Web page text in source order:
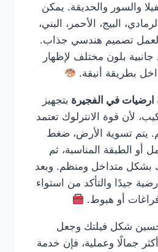
والسور والحديقة. يمكن
البيج، الأحمر، البني،
لعمل تصميم هندسي جذاب.
بلون مختلف لإظهار
بطريقة أنيقة.
ارضيات في الفجيرة بتجهيز
لأن قوة الانترلوك تعتمد
يتم تسوية الأرض، ضغط
أو الطبقة المناسبة، ثم
بشكل متداخل ومنظم. وبعد
جيدًا والتأكد من استواء
أو هبوط.
شكل فيلتك وجعل
جمالًا وعملية، فإن خدمة